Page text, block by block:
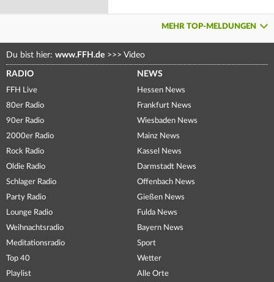
MEHR TOP-MELDUNGEN
Du bist hier: www.FFH.de >>> Video
RADIO
FFH Live
80er Radio
90er Radio
2000er Radio
Rock Radio
Oldie Radio
Schlager Radio
Party Radio
Lounge Radio
Weihnachtsradio
Meditationsradio
Top 40
Playlist
NEWS
Hessen News
Frankfurt News
Wiesbaden News
Mainz News
Kassel News
Darmstadt News
Offenbach News
Gießen News
Fulda News
Bayern News
Sport
Wetter
Alle Orte